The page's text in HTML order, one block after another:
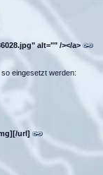
alt="" /></a>
eingesetzt werden:
url]